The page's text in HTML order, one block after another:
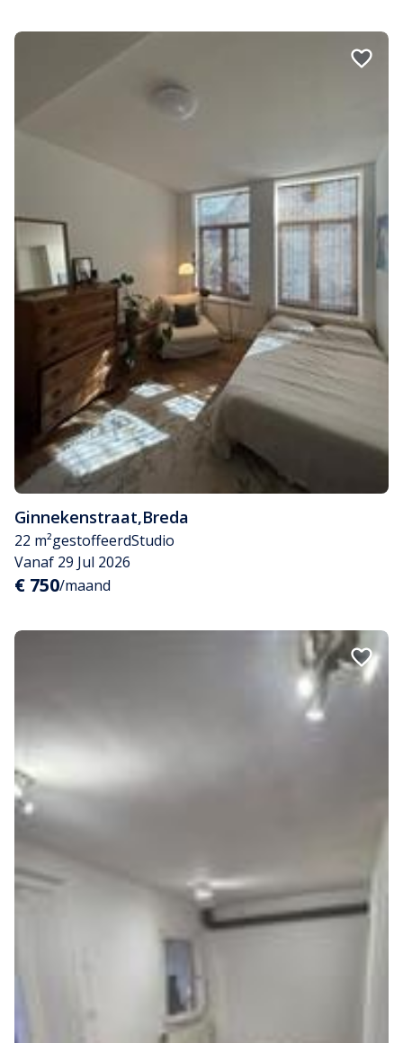
Ginnekenstraat,Breda
22 m²gestoffeerdStudio
Vanaf 29 Jul 2026
€ 750/maand